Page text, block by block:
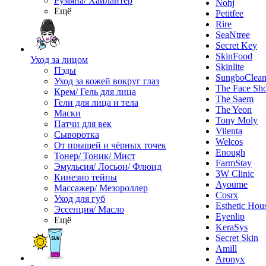
Ещё
Уход за лицом
Пэды
Уход за кожей вокруг глаз
Крем/ Гель для лица
Гели для лица и тела
Маски
Патчи для век
Сыворотка
От прыщей и чёрных точек
Тонер/ Тоник/ Мист
Эмульсия/ Лосьон/ Флюид
Кинезио тейпы
Массажер/ Мезороллер
Уход для губ
Эссенция/ Масло
Ещё
Nohj
Petitfee
Rire
SeaNtree
Secret Key
SkinFood
Skinlite
The Face
The Saem
The Yeon
Tony Moly
Vilenta
Welcos
Enough
FarmStay
3W Clinic
Ayoume
Cosrx
Esthetic
Eyenlip
KeraSys
Secret Skin
Amill
Aronyx